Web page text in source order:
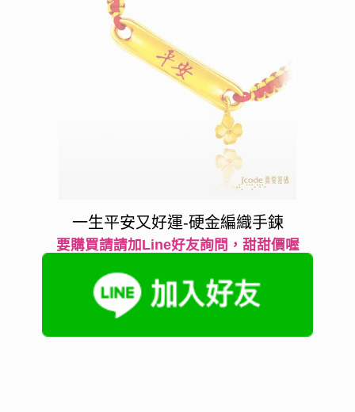
一生平安又好運-硬金編織手鍊
要購買請請加Line好友詢問，甜甜價喔